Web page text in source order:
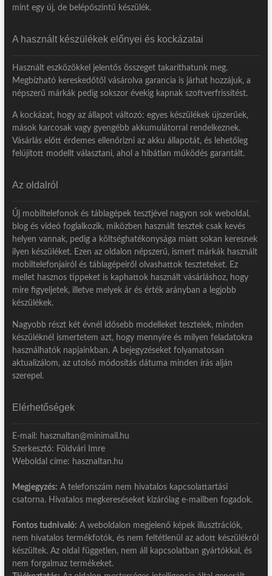
mint egy új, de belépőszintű készülék.
A használt készülékek előnyei és kockázatai
Használt eszközökkel jelentős összeget takaríthatunk meg.
Megbízható kereskedőtől vásárolva garancia is járhat hozzájuk, a
népszerű márkák pedig sokszor évekig kapnak szoftverfrissítést.
A kockázat, hogy az állapot változó: egyes készülékek újszerűek,
mások karcosak vagy gyengébb akkumulátorral rendelkeznek.
Vásárlás előtt érdemes ellenőrizni az akku állapotát, és lehetőleg
felújított modellt választani, ahol a hibátlan működés garantált.
Az oldalról
Új mobiltelefonok és táblagépek tesztjével nagyon sok weboldal,
blog és videó foglalkozik, miközben használt tesztek csak kevés
helyen vannak, pedig a költséghatékonysága miatt sokan keresnek
ilyen készüléket. Ezen az oldalon népszerű, ismert márkák használt
mobiltelefonjairól és táblagépeiről olvashattok teszteteket. Ez
mellet hasznos tippeket is kaphattok használt vásárláshoz, hogy
mire figyeljetek, illetve melyek ár és érték arányban a legjobb
készülékek.
Nagyobb részt két évnél idősebb modelleket tesztelek, minden
készüléknél ismertetem azt, hogy mennyire és milyen feladatokra
használhatók napjainkban. A bejegyzéseket folyamatosan
aktualizálom, az utolsó módosítás dátuma minden írás alján
szerepel.
Elérhetőségek
E-mail: hasznaltan@minimail.hu
Szerkesztő: Földvári Imre
Weboldal címe: hasznaltan.hu
Megjegyzés: A telefonszám nem hivatalos kapcsolattartási
csatorna. Hivatalos megkereséseket kizárólag e-mailben fogadok.
Fontos tudnivaló: A weboldalon megjelenő képek illusztrációk,
nem hivatalos termékfotók, és nem feltétlenül az adott készülékről
készültek. Az oldal független, nem áll kapcsolatban gyártókkal, és
nem forgalmaz termékeket.